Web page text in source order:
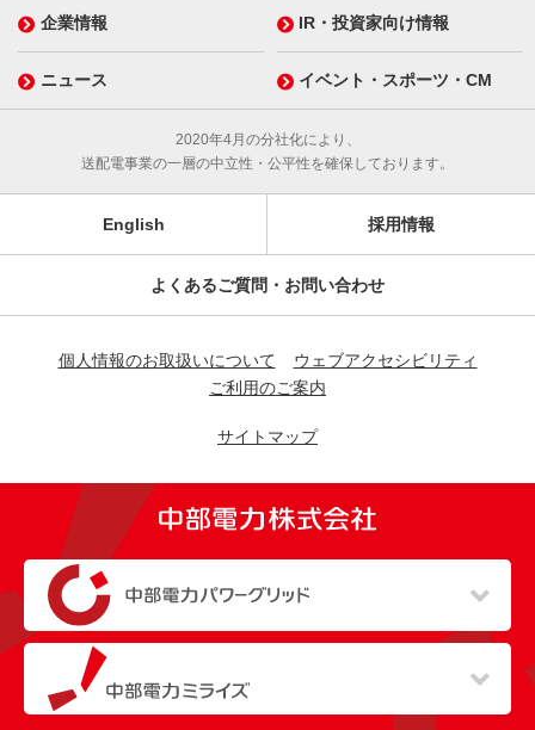
企業情報 IR・投資家向け情報
ニュース イベント・スポーツ・CM
2020年4月の分社化により、
送配電事業の一層の中立性・公平性を確保しております。
English 採用情報
よくあるご質問・お問い合わせ
個人情報のお取扱いについて
ウェブアクセシビリティ
ご利用のご案内
サイトマップ
（新しいウィンドウを開きます）
（新しいウィンドウを開きます）